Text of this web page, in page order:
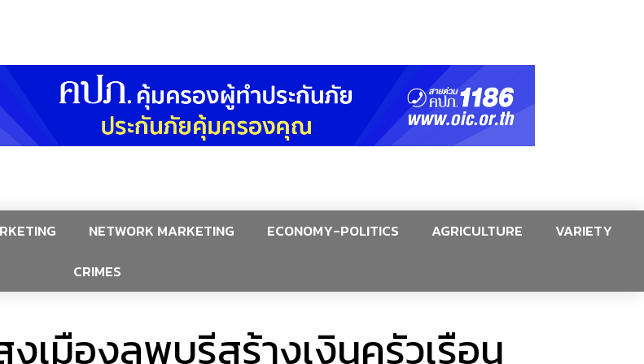
NETWORK MARKETING ECONOMY-POLITICS AGRICULTURE
VARIETY
CRIMES
เมืองลพบุรีสร้างเงินครัวเรือน